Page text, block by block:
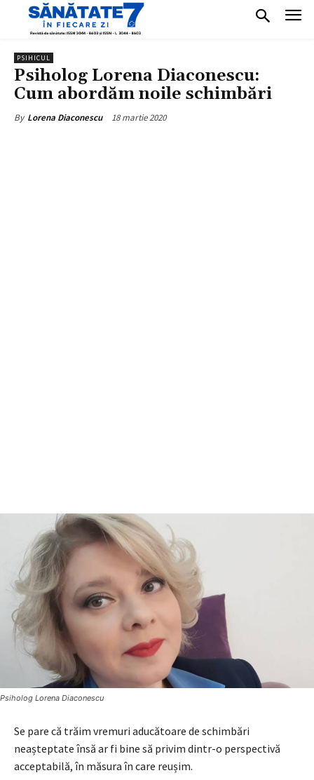
PSIHICUL
Psiholog Lorena Diaconescu:
Cum abordăm noile schimbări
By Lorena Diaconescu 18 martie 2020
Psiholog Lorena Diaconescu
Se pare că trăim vremuri aducătoare de schimbări
neașteptate însă ar fi bine să privim dintr-o perspectivă
acceptabilă, în măsura în care reușim.